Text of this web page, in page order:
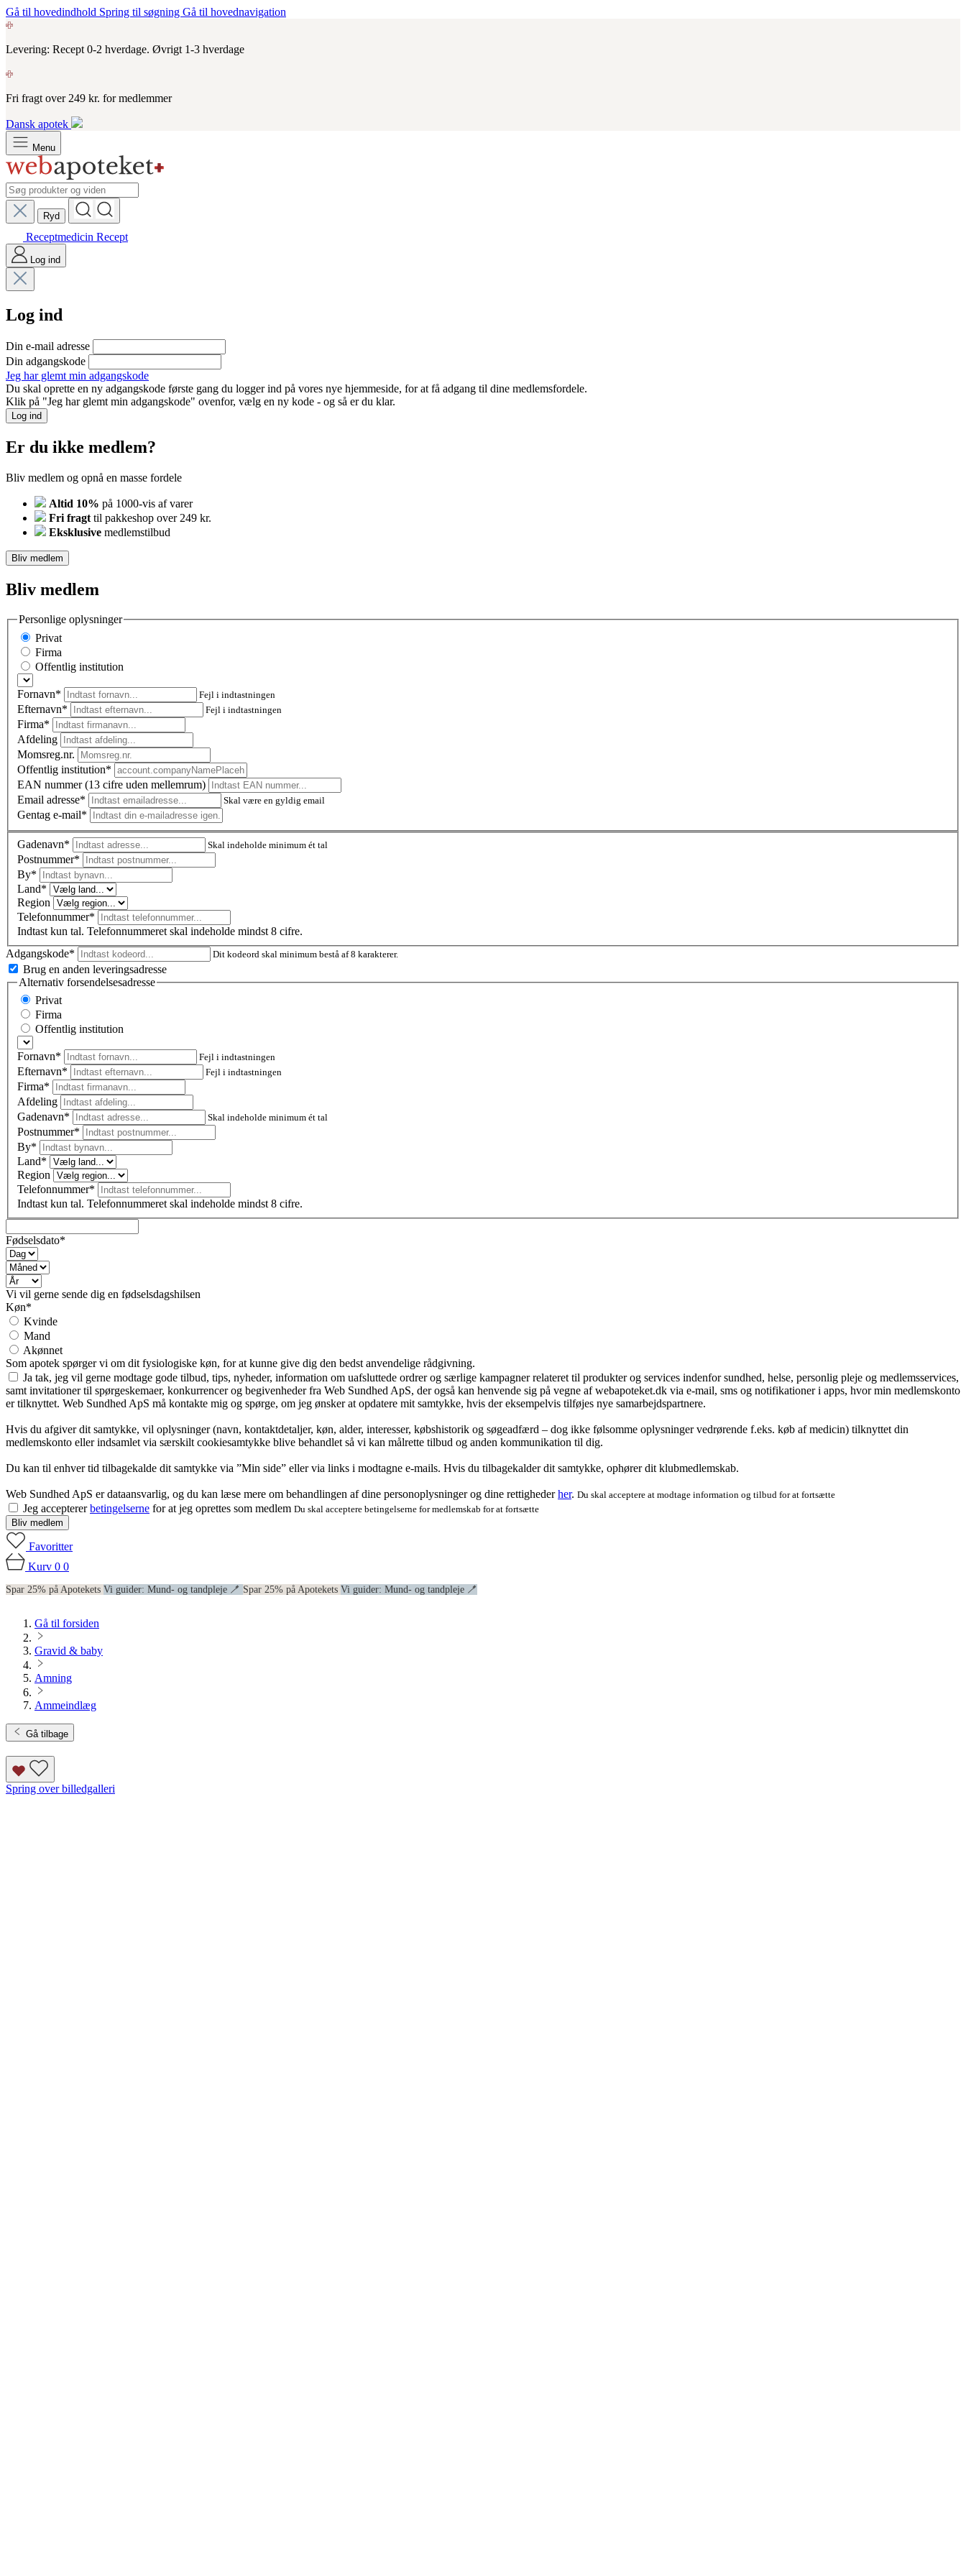
Gå til hovedindhold Spring til søgning Gå til hovednavigation
Levering: Recept 0-2 hverdage. Øvrigt 1-3 hverdage
Fri fragt over 249 kr. for medlemmer
Dansk apotek
Menu
Ryd
Receptmedicin Recept
Log ind
Log ind
Din e-mail adresse
Din adgangskode
Jeg har glemt min adgangskode
Du skal oprette en ny adgangskode første gang du logger ind på vores nye hjemmeside, for at få adgang til dine medlemsfordele.
Klik på "Jeg har glemt min adgangskode" ovenfor, vælg en ny kode - og så er du klar.
Log ind
Er du ikke medlem?
Bliv medlem og opnå en masse fordele
Altid 10% på 1000-vis af varer
Fri fragt til pakkeshop over 249 kr.
Eksklusive medlemstilbud
Bliv medlem
Bliv medlem
Personlige oplysninger
Privat
Firma
Offentlig institution
Fornavn* Fejl i indtastningen
Efternavn* Fejl i indtastningen
Firma*
Afdeling
Momsreg.nr.
Offentlig institution*
EAN nummer (13 cifre uden mellemrum)
Email adresse*
Skal være en gyldig email
Gentag e-mail*
Gadenavn* Skal indeholde minimum ét tal
Postnummer*
By*
Land*
Region
Telefonnummer*
Indtast kun tal. Telefonnummeret skal indeholde mindst 8 cifre.
Adgangskode*
Dit kodeord skal minimum bestå af 8 karakterer.
Brug en anden leveringsadresse
Alternativ forsendelsesadresse
Privat
Firma
Offentlig institution
Fornavn* Fejl i indtastningen
Efternavn* Fejl i indtastningen
Firma*
Afdeling
Gadenavn*
Skal indeholde minimum ét tal
Postnummer*
By*
Land*
Region
Telefonnummer*
Indtast kun tal. Telefonnummeret skal indeholde mindst 8 cifre.
Fødselsdato*
Vi vil gerne sende dig en fødselsdagshilsen
Køn*
Kvinde
Mand
Akønnet
Som apotek spørger vi om dit fysiologiske køn, for at kunne give dig den bedst anvendelige rådgivning.
Ja tak, jeg vil gerne modtage gode tilbud, tips, nyheder, information om uafsluttede ordrer og særlige kampagner relateret til produkter og services indenfor sundhed, helse, personlig pleje og medlemsservices,
samt invitationer til spørgeskemaer, konkurrencer og begivenheder fra Web Sundhed ApS, der også kan henvende sig på vegne af webapoteket.dk via e-mail, sms og notifikationer i apps, hvor min medlemskonto
er tilknyttet. Web Sundhed ApS må kontakte mig og spørge, om jeg ønsker at opdatere mit samtykke, hvis der eksempelvis tilføjes nye samarbejdspartnere.
Hvis du afgiver dit samtykke, vil oplysninger (navn, kontaktdetaljer, køn, alder, interesser, købshistorik og søgeadfærd – dog ikke følsomme oplysninger vedrørende f.eks. køb af medicin) tilknyttet din
medlemskonto eller indsamlet via særskilt cookiesamtykke blive behandlet så vi kan målrette tilbud og anden kommunikation til dig.
Du kan til enhver tid tilbagekalde dit samtykke via ”Min side” eller via links i modtagne e-mails. Hvis du tilbagekalder dit samtykke, ophører dit klubmedlemskab.
Web Sundhed ApS er dataansvarlig, og du kan læse mere om behandlingen af dine personoplysninger og dine rettighederher. Du skal acceptere at modtage information og tilbud for at fortsætte
Jeg acceptererbetingelserne for at jeg oprettes som medlem Du skal acceptere betingelserne for medlemskab for at fortsætte
Bliv medlem
Favoritter
Kurv 0 0
Spar 25% på Apotekets Vi guider: Mund- og tandpleje 🪥 Spar 25% på Apotekets Vi guider: Mund- og tandpleje 🪥
Gå til forsiden
Gravid & baby
Amning
Ammeindlæg
Gå tilbage
Spring over billedgalleri